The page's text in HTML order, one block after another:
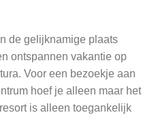
de gelijknamige plaats
ontspannen vakantie op
Voor een bezoekje aan
hoef je alleen maar het
is alleen toegankelijk